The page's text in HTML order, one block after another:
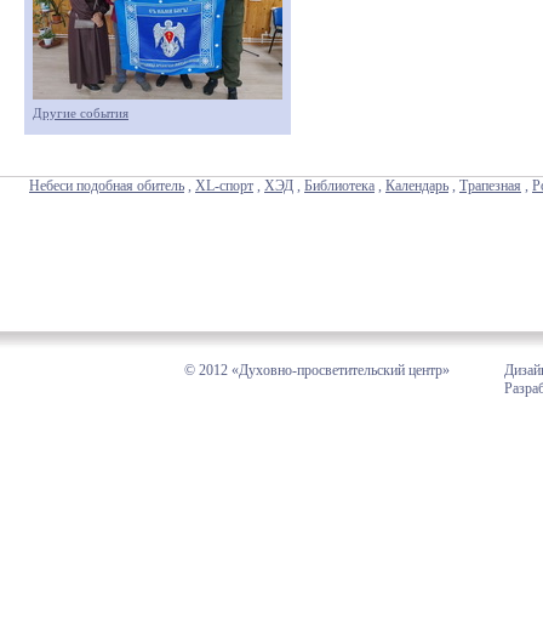
Другие события
Небеси подобная обитель , XL-спорт , ХЭД , Библиотека , Календарь , Трапезная ,
© 2012 «Духовно-просветительский центр»